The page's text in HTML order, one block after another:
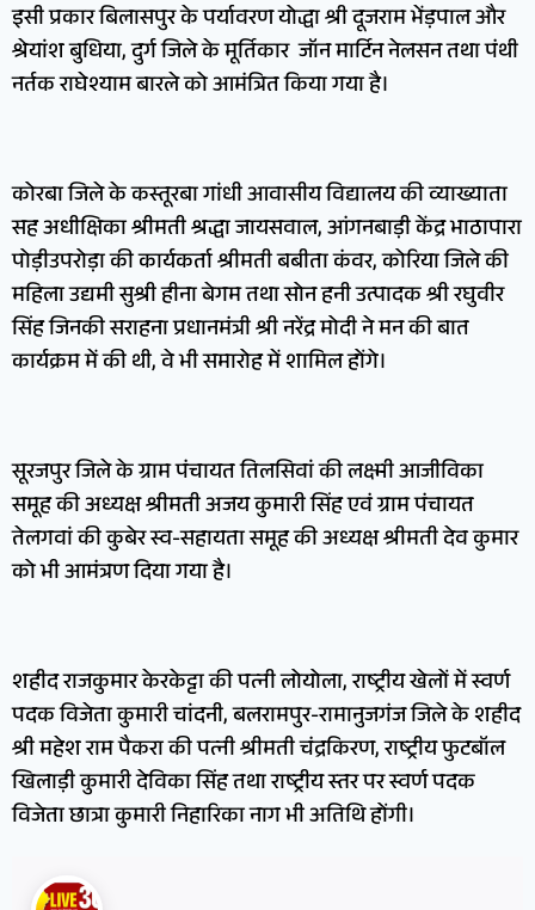
इसी प्रकार बिलासपुर के पर्यावरण योद्धा श्री दूजराम भेंड़पाल और
श्रेयांश बुधिया, दुर्ग जिले के मूर्तिकार जॉन मार्टिन नेलसन तथा पंथी
नर्तक राघेश्याम बारले को आमंत्रित किया गया है।
कोरबा जिले के कस्तूरबा गांधी आवासीय विद्यालय की व्याख्याता
सह अधीक्षिका श्रीमती श्रद्धा जायसवाल, आंगनबाड़ी केंद्र भाठापारा
पोड़ीउपरोड़ा की कार्यकर्ता श्रीमती बबीता कंवर, कोरिया जिले की
महिला उद्यमी सुश्री हीना बेगम तथा सोन हनी उत्पादक श्री रघुवीर
सिंह जिनकी सराहना प्रधानमंत्री श्री नरेंद्र मोदी ने मन की बात
कार्यक्रम में की थी, वे भी समारोह में शामिल होंगे।
सूरजपुर जिले के ग्राम पंचायत तिलसिवां की लक्ष्मी आजीविका
समूह की अध्यक्ष श्रीमती अजय कुमारी सिंह एवं ग्राम पंचायत
तेलगवां की कुबेर स्व-सहायता समूह की अध्यक्ष श्रीमती देव कुमार
को भी आमंत्रण दिया गया है।
शहीद राजकुमार केरकेट्टा की पत्नी लोयोला, राष्ट्रीय खेलों में स्वर्ण
पदक विजेता कुमारी चांदनी, बलरामपुर-रामानुजगंज जिले के शहीद
श्री महेश राम पैकरा की पत्नी श्रीमती चंद्रकिरण, राष्ट्रीय फुटबॉल
खिलाड़ी कुमारी देविका सिंह तथा राष्ट्रीय स्तर पर स्वर्ण पदक
विजेता छात्रा कुमारी निहारिका नाग भी अतिथि होंगी।